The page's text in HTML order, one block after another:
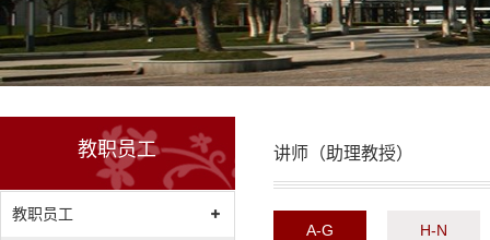
教职员工
教职员工
讲师（助理教授）
A-G H-N